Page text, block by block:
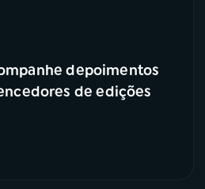
depoimentos
de edições